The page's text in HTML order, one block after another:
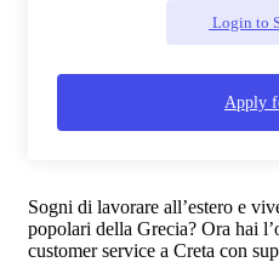
Login to
Apply
Sogni di lavorare all’estero e
popolari della Grecia? Ora hai
customer service a Creta con